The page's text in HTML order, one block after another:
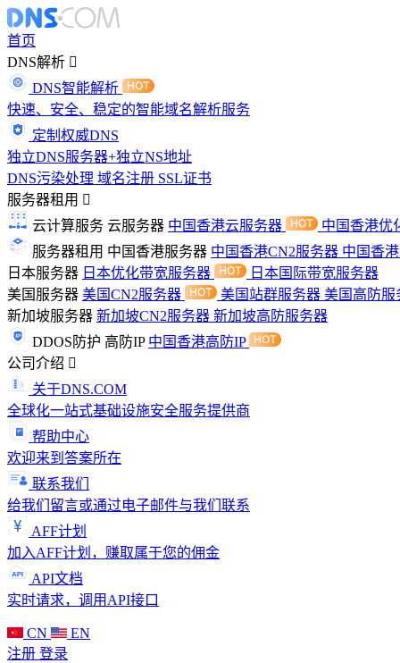
首页
DNS解析
DNS智能解析
快速、安全、稳定的智能域名解析服务
定制权威DNS
独立DNS服务器+独立NS地址
DNS污染处理 域名注册 SSL证书
服务器租用
云计算服务 云服务器 中国香港云服务器 中国香港优
服务器租用 中国香港服务器 中国香港CN2服务器 中国香
日本服务器 日本优化带宽服务器
日本国际带宽服务器
美国服务器 美国CN2服务器 美国站群服务器 美国高防服
新加坡服务器 新加坡CN2服务器 新加坡高防服务器
DDOS防护 高防IP 中国香港高防IP
公司介绍
关于DNS.COM
全球化一站式基础设施安全服务提供商
帮助中心
欢迎来到答案所在
联系我们
给我们留言或通过电子邮件与我们联系
AFF计划
加入AFF计划，赚取属于您的佣金
API文档
实时请求，调用API接口
CN
EN
注册 登录